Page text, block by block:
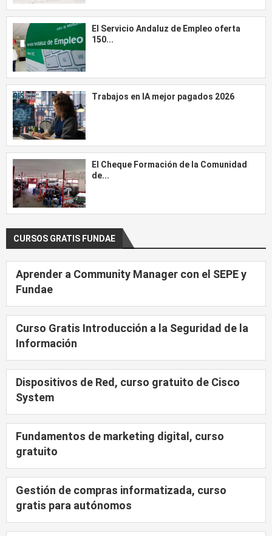
El Servicio Andaluz de Empleo oferta
150...
Trabajos en IA mejor pagados 2026
El Cheque Formación de la Comunidad
de...
CURSOS GRATIS FUNDAE
Aprender a Community Manager con el SEPE y
Fundae
Curso Gratis Introducción a la Seguridad de la
Información
Dispositivos de Red, curso gratuito de Cisco
System
Fundamentos de marketing digital, curso
gratuito
Gestión de compras informatizada, curso
gratis para autónomos